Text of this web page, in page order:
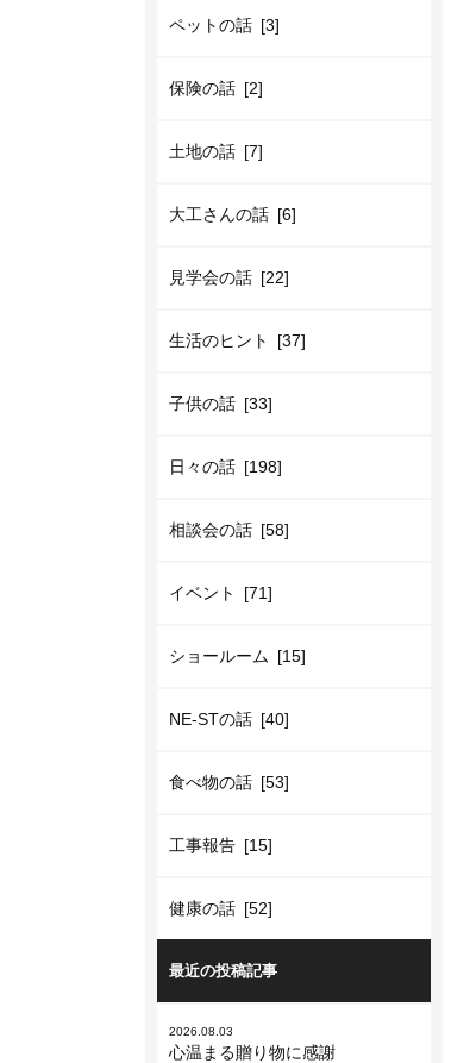
ペットの話 [3]
保険の話 [2]
土地の話 [7]
大工さんの話 [6]
見学会の話 [22]
生活のヒント [37]
子供の話 [33]
日々の話 [198]
相談会の話 [58]
イベント [71]
ショールーム [15]
NE-STの話 [40]
食べ物の話 [53]
工事報告 [15]
健康の話 [52]
最近の投稿記事
2026.08.03
心温まる贈り物に感謝